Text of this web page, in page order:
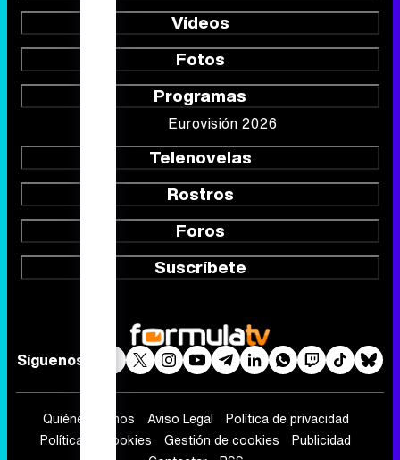
Vídeos
Fotos
Programas
Eurovisión 2026
Telenovelas
Rostros
Foros
Suscríbete
Síguenos
Quiénes somos Aviso Legal
Política de privacidad
Política de cookies
Gestión de cookies
Publicidad